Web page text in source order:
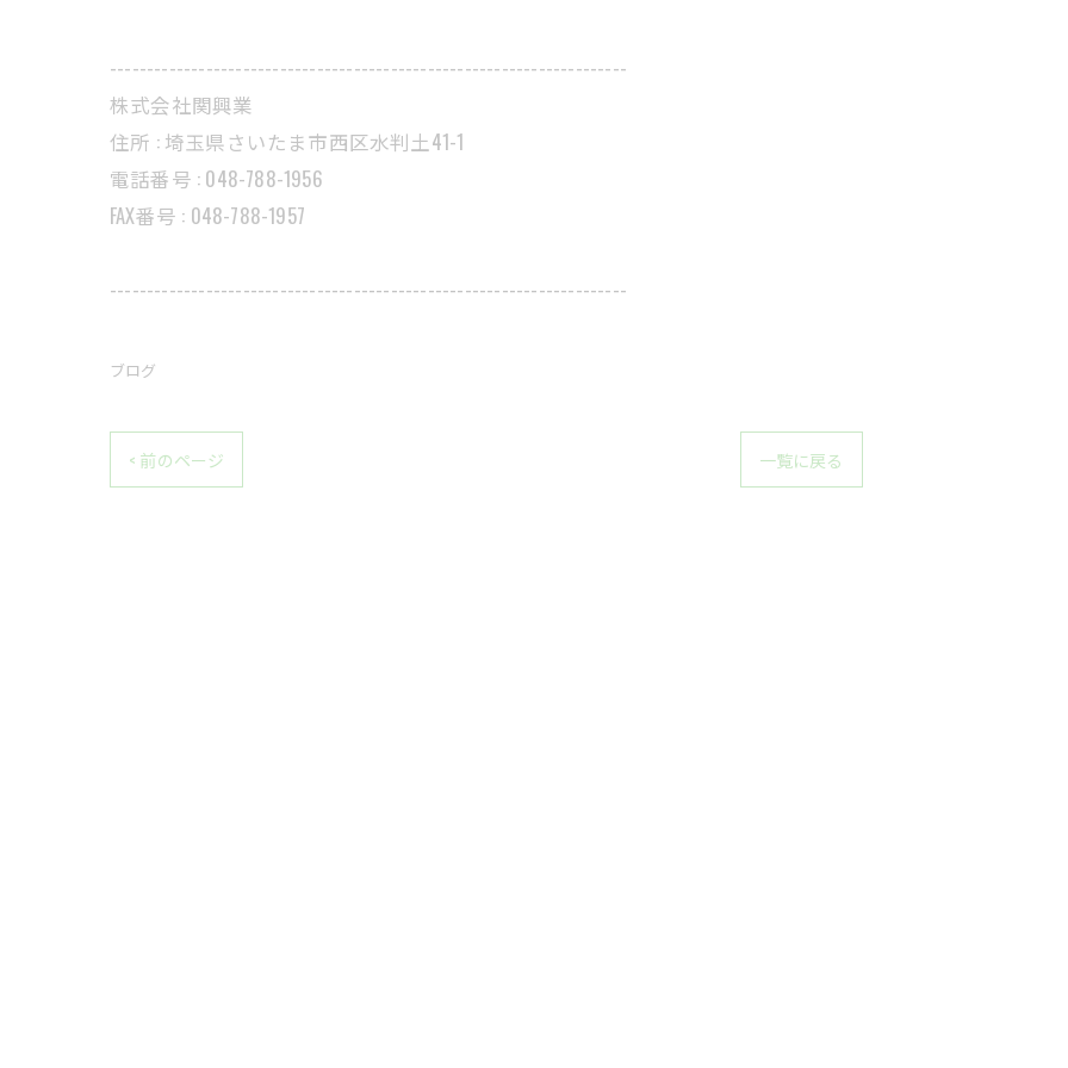
----------------------------------------------------------------------
株式会社関興業
住所 : 埼玉県さいたま市西区水判土41-1
電話番号 : 048-788-1956
FAX番号 : 048-788-1957
----------------------------------------------------------------------
ブログ
< 前のページ 一覧に戻る